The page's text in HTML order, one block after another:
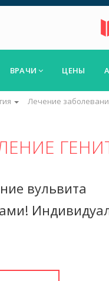
ВРАЧИ ЦЕНЫ
Лечение
вульвита